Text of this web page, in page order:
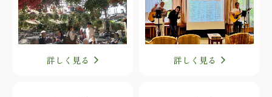
詳しく見る 詳しく見る